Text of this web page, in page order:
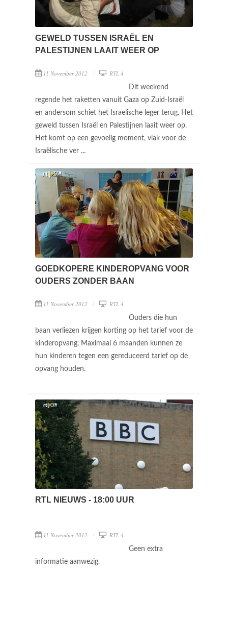
GEWELD TUSSEN ISRAËL EN
PALESTIJNEN LAAIT WEER OP
11 November 2012 RTL 4
Dit weekend
regende het raketten vanuit Gaza op Zuid-Israël
en andersom schiet het Israelische leger terug. Het
geweld tussen Israël en Palestijnen laait weer op.
Het komt op een gevoelig moment, vlak voor de
Israëlische ver ...
GOEDKOPERE KINDEROPVANG VOOR
OUDERS ZONDER BAAN
11 November 2012 RTL 4
Ouders die hun
baan verliezen krijgen korting op het tarief voor de
kinderopvang. Maximaal 6 maanden kunnen ze
hun kinderen tegen een gereduceerd tarief op de
opvang houden.
RTL NIEUWS - 18:00 UUR
11 November 2012 RTL 4
Geen extra
informatie aanwezig.